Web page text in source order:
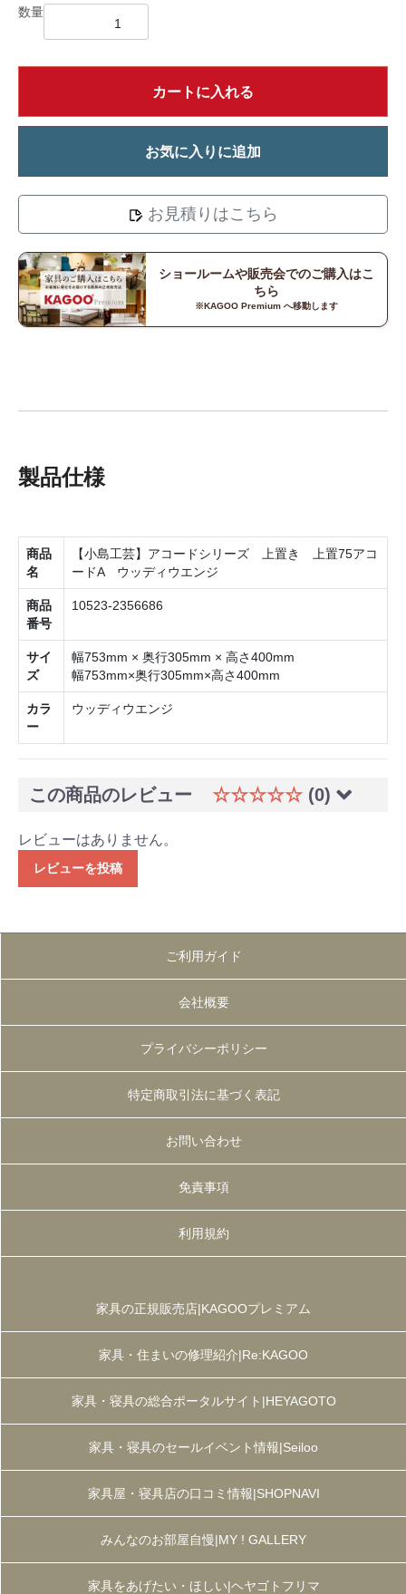
数量
カートに入れる
お気に入りに追加
お見積りはこちら
ショールームや販売会でのご購入はこ
ちら
※KAGOO Premium へ移動します
製品仕様
商品
名
【小島工芸】アコードシリーズ 上置き 上置75アコ
ードA ウッディウエンジ
商品
番号
10523-2356686
サイ
ズ
幅753mm × 奥行305mm × 高さ400mm
幅753mm×奥行305mm×高さ400mm
カラ
ー
ウッディウエンジ
この商品のレビュー ☆☆☆☆☆ (0)
レビューはありません。
レビューを投稿
ご利用ガイド
会社概要
プライバシーポリシー
特定商取引法に基づく表記
お問い合わせ
免責事項
利用規約
家具の正規販売店|KAGOOプレミアム
家具・住まいの修理紹介|Re:KAGOO
家具・寝具の総合ポータルサイト|HEYAGOTO
家具・寝具のセールイベント情報|Seiloo
家具屋・寝具店の口コミ情報|SHOPNAVI
みんなのお部屋自慢|MY ! GALLERY
家具をあげたい・ほしい|ヘヤゴトフリマ